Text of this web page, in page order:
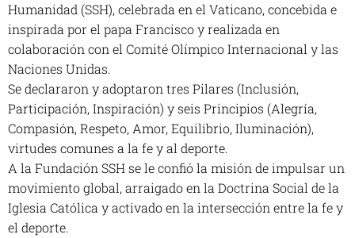
Humanidad (SSH), celebrada en el Vaticano, concebida e
inspirada por el papa Francisco y realizada en
colaboración con el Comité Olímpico Internacional y las
Naciones Unidas.
Se declararon y adoptaron tres Pilares (Inclusión,
Participación, Inspiración) y seis Principios (Alegría,
Compasión, Respeto, Amor, Equilibrio, Iluminación),
virtudes comunes a la fe y al deporte.
A la Fundación SSH se le confió la misión de impulsar un
movimiento global, arraigado en la Doctrina Social de la
Iglesia Católica y activado en la intersección entre la fe y
el deporte.